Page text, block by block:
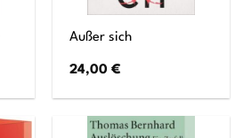
Außer sich
24,00€